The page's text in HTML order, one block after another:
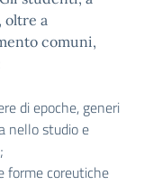
oltre a
comuni,
di epoche, generi
nello studio e
forme coreutiche